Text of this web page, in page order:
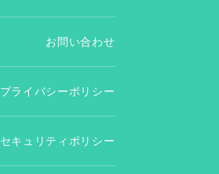
お問い合わせ
プライバシーポリシー
セキュリティポリシー